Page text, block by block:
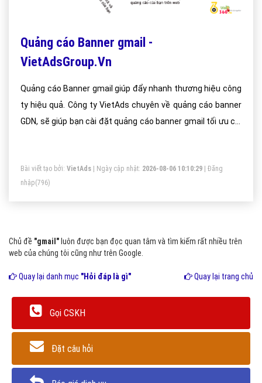
Quảng cáo Banner gmail -
VietAdsGroup.Vn
Quảng cáo Banner gmail giúp đẩy nhanh thương hiệu công
ty hiệu quả. Công ty VietAds chuyên về quảng cáo banner
GDN, sẽ giúp bạn cài đặt quảng cáo banner gmail tối ưu chi
Bài viết tạo bởi: VietAds | Ngày cập nhật: 2026-08-06 10:10:29
Đăng
nhập(796)
Chủ đề "gmail" luôn được bạn đọc quan tâm và tìm kiếm rất nhiều trên
web của chúng tôi cũng như trên Google.
Quay lại danh mục "Hỏi đáp là gì" Quay lại trang chủ
Gọi CSKH
Đặt câu hỏi